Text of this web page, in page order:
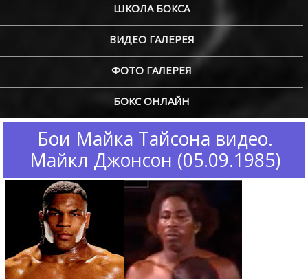
ШКОЛА БОКСА
ВИДЕО ГАЛЕРЕЯ
ФОТО ГАЛЕРЕЯ
БОКС ОНЛАЙН
Бои Майка Тайсона видео.
Майкл Джонсон (05.09.1985)